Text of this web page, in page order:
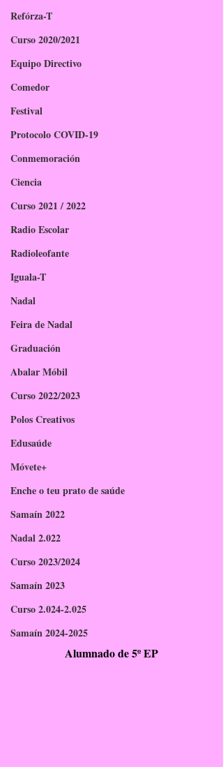
Refórza-T
Curso 2020/2021
Equipo Directivo
Comedor
Festival
Protocolo COVID-19
Conmemoración
Ciencia
Curso 2021 / 2022
Radio Escolar
Radioleofante
Iguala-T
Nadal
Feira de Nadal
Graduación
Abalar Móbil
Curso 2022/2023
Polos Creativos
Edusaúde
Móvete+
Enche o teu prato de saúde
Samaín 2022
Nadal 2.022
Curso 2023/2024
Samaín 2023
Curso 2.024-2.025
Samaín 2024-2025
Alumnado de 5º EP